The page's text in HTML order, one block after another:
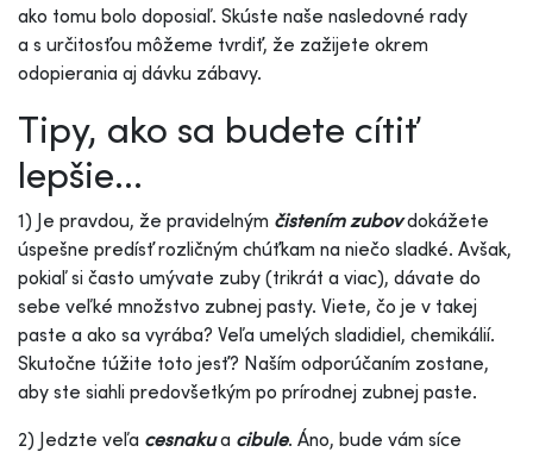
ako tomu bolo doposiaľ. Skúste naše nasledovné rady
a s určitosťou môžeme tvrdiť, že zažijete okrem
odopierania aj dávku zábavy.
Tipy, ako sa budete cítiť
lepšie...
1) Je pravdou, že pravidelným čistením zubovdokážete
úspešne predísť rozličným chúťkam na niečo sladké. Avšak,
pokiaľ si často umývate zuby (trikrát a viac), dávate do
sebe veľké množstvo zubnej pasty. Viete, čo je v takej
paste a ako sa vyrába? Veľa umelých sladidiel, chemikálií.
Skutočne túžite toto jesť? Naším odporúčaním zostane,
aby ste siahli predovšetkým po prírodnej zubnej paste.
2) Jedzte veľa cesnakua cibule. Áno, bude vám síce